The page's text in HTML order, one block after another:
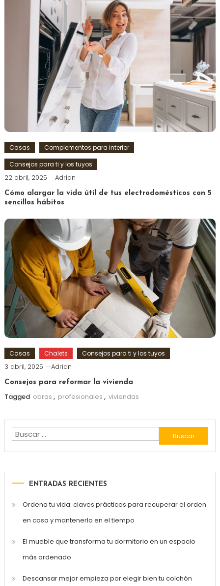
Casas
Complementos para interior
Consejos para ti y los tuyos
22 abril, 2025 Adrian
Cómo alargar la vida útil de tus electrodomésticos con 5
sencillos hábitos
Casas Chalets Consejos para ti y los tuyos
3 abril, 2025 Adrian
Consejos para reformar la vivienda
Tagged obras , profesionales , viviendas
Buscar:
ENTRADAS RECIENTES
Ordena tu vida: claves prácticas para recuperar el orden
en casa y mantenerlo en el tiempo
El mueble que transforma tu dormitorio en un espacio
más ordenado
Descansar mejor empieza por elegir bien tu colchón